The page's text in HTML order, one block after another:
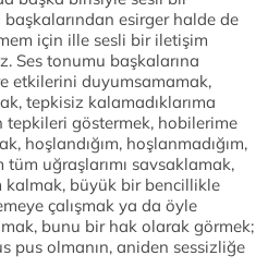
esirger halde de
için ille sesli bir iletişim
Ses tonumu başkalarına
etkilerini duyumsamamak,
tepkisiz kalamadıklarıma
tepkileri göstermek, hobilerime
hoşlandığım, hoşlanmadığım,
uğraşlarımı savsaklamak,
büyük bir bencillikle
çalışmak ya da öyle
bunu bir hak olarak görmek;
pus olmanın, aniden sessizliğe